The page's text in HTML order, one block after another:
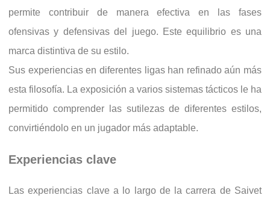
permite contribuir de manera efectiva en las fases
ofensivas y defensivas del juego. Este equilibrio es una
marca distintiva de su estilo.
Sus experiencias en diferentes ligas han refinado aún más
esta filosofía. La exposición a varios sistemas tácticos le ha
permitido comprender las sutilezas de diferentes estilos,
convirtiéndolo en un jugador más adaptable.
Experiencias clave
Las experiencias clave a lo largo de la carrera de Saivet